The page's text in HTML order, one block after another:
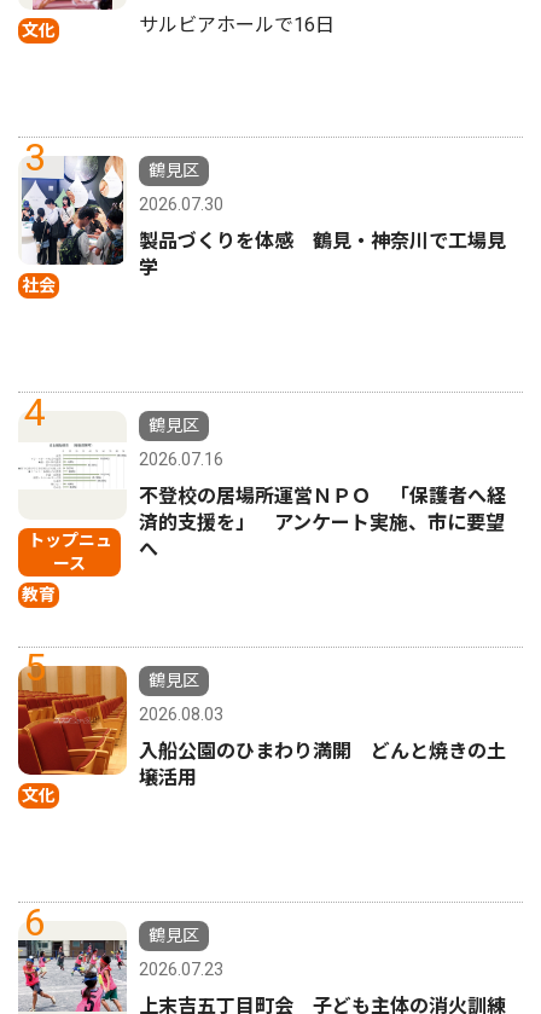
文化
サルビアホールで16日
3
社会
鶴見区
2026.07.30
製品づくりを体感 鶴見・神奈川で工場見
学
4
トップニュ
ース
教育
鶴見区
2026.07.16
不登校の居場所運営ＮＰＯ 「保護者へ経
済的支援を」 アンケート実施、市に要望
へ
5
文化
鶴見区
2026.08.03
入船公園のひまわり満開 どんと焼きの土
壌活用
6
鶴見区
2026.07.23
上末吉五丁目町会 子ども主体の消火訓練